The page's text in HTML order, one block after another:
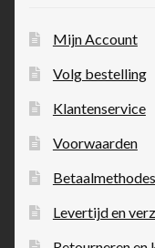
Mijn Account
Volg bestelling
Klantenservice
Voorwaarden
Betaalmethodes
Levertijd en
Retourneren en